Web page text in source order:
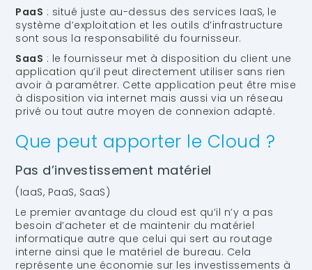
PaaS : situé juste au-dessus des services IaaS, le
système d’exploitation et les outils d’infrastructure
sont sous la responsabilité du fournisseur.
SaaS : le fournisseur met à disposition du client une
application qu’il peut directement utiliser sans rien
avoir à paramétrer. Cette application peut être mise
à disposition via internet mais aussi via un réseau
privé ou tout autre moyen de connexion adapté.
Que peut apporter le Cloud ?
Pas d’investissement matériel
(IaaS, PaaS, SaaS)
Le premier avantage du cloud est qu’il n’y a pas
besoin d’acheter et de maintenir du matériel
informatique autre que celui qui sert au routage
interne ainsi que le matériel de bureau. Cela
représente une économie sur les investissements à